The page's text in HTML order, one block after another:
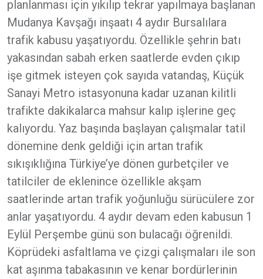
planlanması için yıkılıp tekrar yapılmaya başlanan
Mudanya Kavşağı inşaatı 4 aydır Bursalılara
trafik kabusu yaşatıyordu. Özellikle şehrin batı
yakasından sabah erken saatlerde evden çıkıp
işe gitmek isteyen çok sayıda vatandaş, Küçük
Sanayi Metro istasyonuna kadar uzanan kilitli
trafikte dakikalarca mahsur kalıp işlerine geç
kalıyordu. Yaz başında başlayan çalışmalar tatil
dönemine denk geldiği için artan trafik
sıkışıklığına Türkiye’ye dönen gurbetçiler ve
tatilciler de eklenince özellikle akşam
saatlerinde artan trafik yoğunluğu sürücülere zor
anlar yaşatıyordu. 4 aydır devam eden kabusun 1
Eylül Perşembe günü son bulacağı öğrenildi.
Köprüdeki asfaltlama ve çizgi çalışmaları ile son
kat aşınma tabakasının ve kenar bordürlerinin